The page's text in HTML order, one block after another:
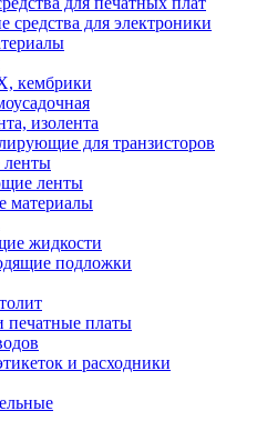
для электроники
кембрики
изолента
для транзисторов
ленты
материалы
жидкости
подложки
печатные платы
и расходники